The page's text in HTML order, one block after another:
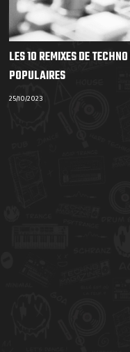
LES 10 REMIXES DE
POPULAIRES
25/10/2023